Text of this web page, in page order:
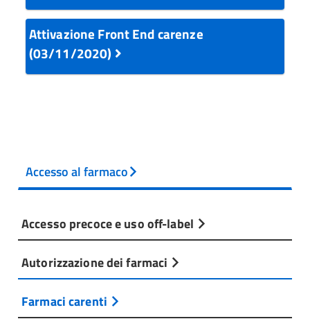
Attivazione Front End carenze
(03/11/2020)
Accesso al farmaco
Accesso precoce e uso off-label
Autorizzazione dei farmaci
Farmaci carenti